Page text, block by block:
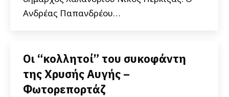
Ανδρέας Παπανδρέου…
Οι “κολλητοί” του συκοφάντη
της Χρυσής Αυγής –
Φωτορεπορτάζ